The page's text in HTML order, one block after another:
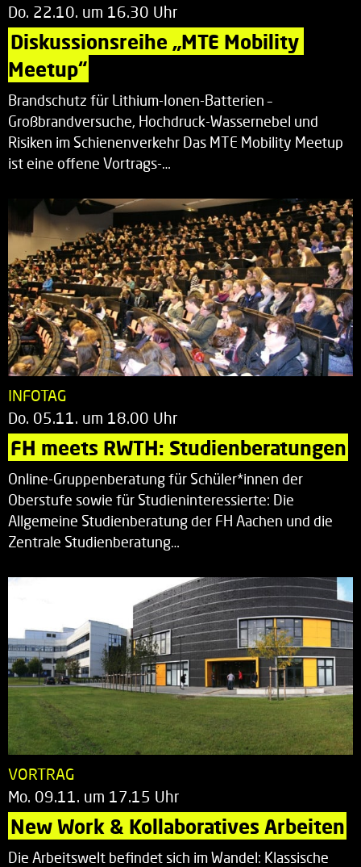
Do. 22.10. um 16.30 Uhr
Diskussionsreihe „MTE Mobility
Meetup“
Brandschutz für Lithium-Ionen-Batterien –
Großbrandversuche, Hochdruck-Wassernebel und
Risiken im Schienenverkehr Das MTE Mobility Meetup
ist eine offene Vortrags-…
INFOTAG
Do. 05.11. um 18.00 Uhr
FH meets RWTH: Studienberatungen
Online-Gruppenberatung für Schüler*innen der
Oberstufe sowie für Studieninteressierte: Die
Allgemeine Studienberatung der FH Aachen und die
Zentrale Studienberatung…
VORTRAG
Mo. 09.11. um 17.15 Uhr
New Work & Kollaboratives Arbeiten
Die Arbeitswelt befindet sich im Wandel: Klassische